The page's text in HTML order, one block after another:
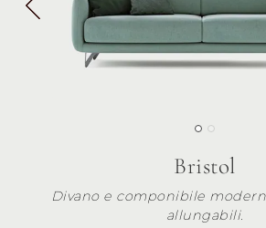
Bristol
Divano e componibile
allungabili.